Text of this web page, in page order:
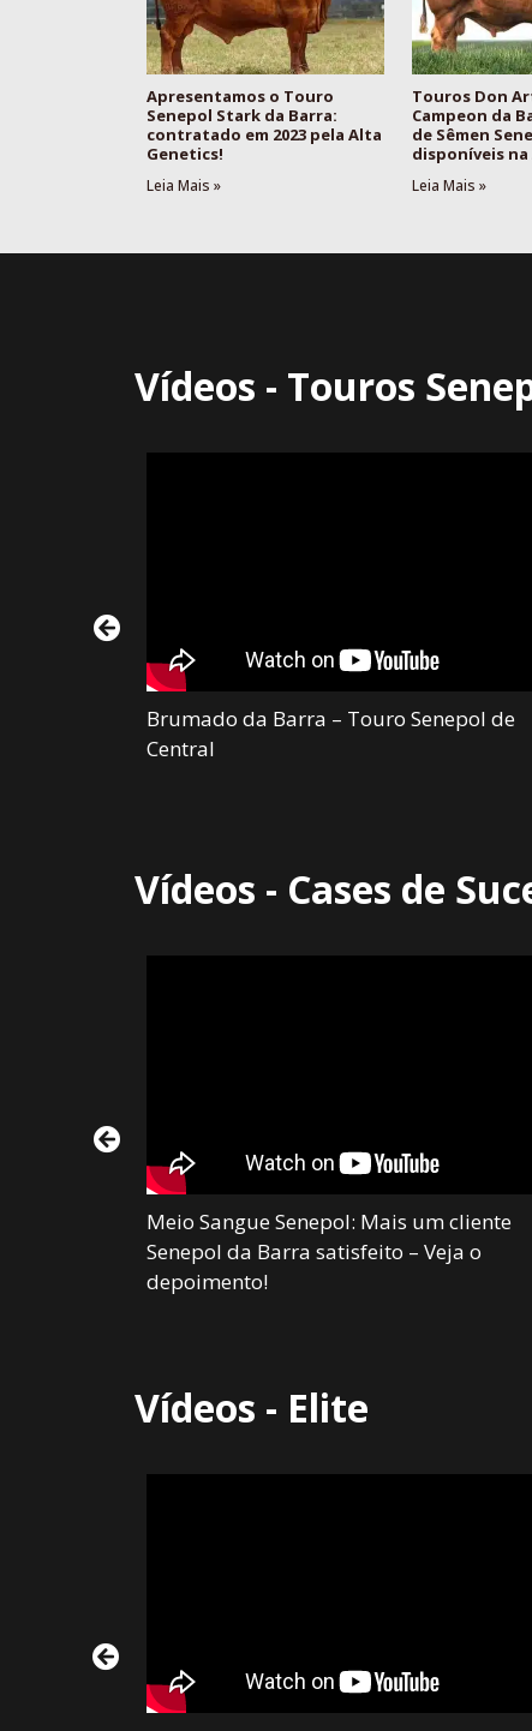
Apresentamos o Touro
Senepol Stark da Barra:
contratado em 2023 pela Alta
Genetics!
Leia Mais »
Touros Don
Campeon da
de Sêmen
disponíveis na
Leia Mais »
Vídeos - Touros
Brumado da Barra – Touro Senepol de
Central
Vídeos - Cases de
Meio Sangue Senepol: Mais um cliente
Senepol da Barra satisfeito – Veja o
depoimento!
Vídeos - Elite